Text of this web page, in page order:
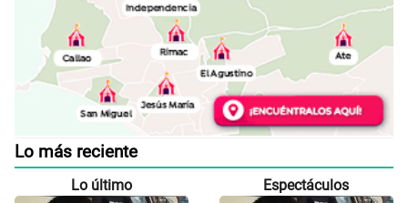
Lo más reciente
Lo último Espectáculos